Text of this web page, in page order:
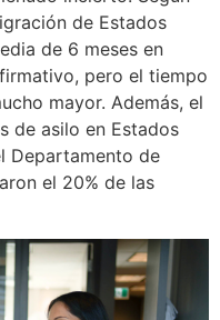
de Estados
de 6 meses en
pero el tiempo
mayor. Además, el
de asilo en Estados
Departamento de
el 20% de las